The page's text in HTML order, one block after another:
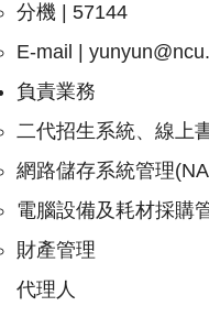
分機 | 57144
E-mail |
負責業務
二代招生系統、線上
網路儲存系統管理
電腦設備及耗材採購
財產管理
代理人